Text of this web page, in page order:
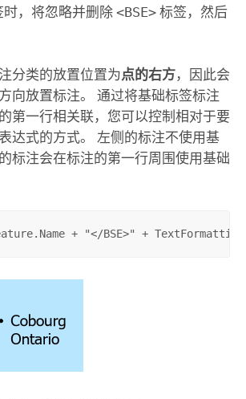
，将忽略并删除 <BSE>标签，然后
分类的放置位置为点的右方，因此会
向放置标注。 通过将基础标签标注
第一行相关联，您可以控制相对于要
达式的方式。 左侧的标注不使用基
标注会在标注的第一行周围使用基础
+ "</BSE>" +